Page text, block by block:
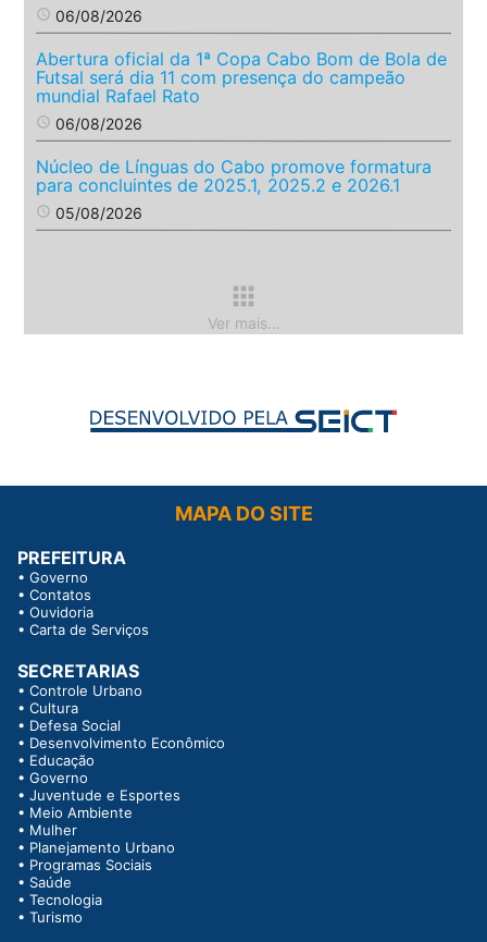
access_time 06/08/2026
Abertura oficial da 1ª Copa Cabo Bom de Bola de
Futsal será dia 11 com presença do campeão
mundial Rafael Rato
access_time 06/08/2026
Núcleo de Línguas do Cabo promove formatura
para concluintes de 2025.1, 2025.2 e 2026.1
access_time 05/08/2026
apps
Ver mais...
MAPA DO SITE
PREFEITURA
• Governo
• Contatos
• Ouvidoria
• Carta de Serviços
SECRETARIAS
• Controle Urbano
• Cultura
• Defesa Social
• Desenvolvimento Econômico
• Educação
• Governo
• Juventude e Esportes
• Meio Ambiente
• Mulher
• Planejamento Urbano
• Programas Sociais
• Saúde
• Tecnologia
• Turismo